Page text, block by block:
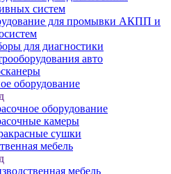
систем
для промывки АКПП и
для диагностики
авто
оборудование
оборудование
камеры
сушки
мебель
мебель